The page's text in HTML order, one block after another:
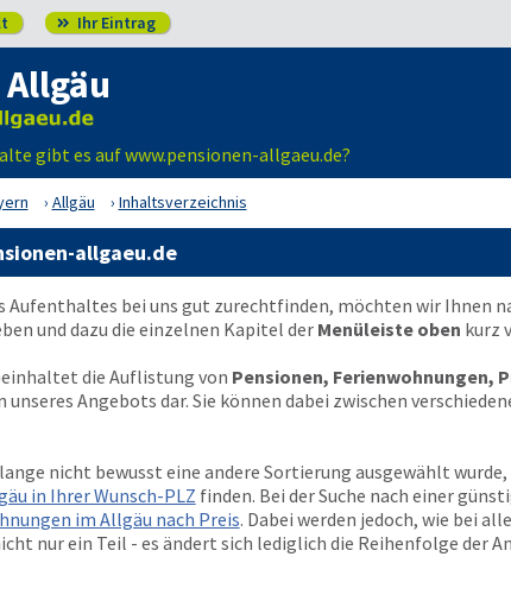
 Ihr Eintrag
gibt es auf www.pensionen-allgaeu.de?
Allgäu Inhaltsverzeichnis
allgaeu.de
Aufenthaltes bei uns gut zurechtfinden, möchten wir Ihnen
und dazu die einzelnen Kapitel derMenüleiste oben kurz
die Auflistung von Pensionen, Ferienwohnungen,
Angebots dar. Sie können dabei zwischen
nicht bewusst eine andere Sortierung ausgewählt
in Ihrer Wunsch-PLZ finden. Bei der Suche nach einer
im Allgäu nach Preis. Dabei werden jedoch, wie bei
nur ein Teil - es ändert sich lediglich die Reihenfolge der